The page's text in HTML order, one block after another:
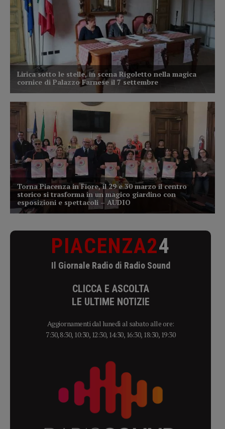
PIACENZA24
Il Giornale Radio di Radio Sound
CLICCA E ASCOLTA
LE ULTIME NOTIZIE
Aggiornamenti dal lunedì al sabato alle ore:
7:30, 8:30, 10:30, 12:30, 14:30, 16:30, 18:30, 19:30